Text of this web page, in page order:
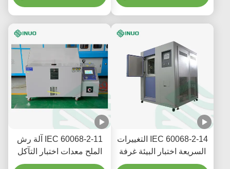
البيئة
IEC 60068-2-14 التغييرات
السريعة اختبار البيئة غرفة
اختبار الصدمة الحرارية
IEC 60068-2-11 آلة رش
الملح معدات اختبار التآكل
المتسارعة